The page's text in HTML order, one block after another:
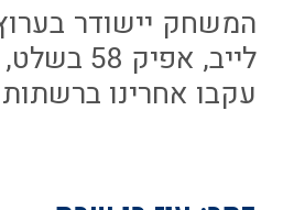
המשחק יישודר
לייב,
עקבו אחרינו